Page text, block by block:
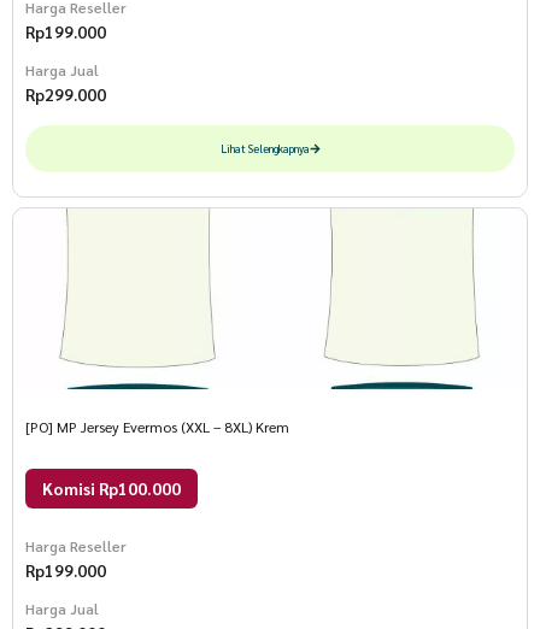
Harga Reseller
Rp199.000
Harga Jual
Rp299.000
Lihat Selengkapnya
[PO] MP Jersey Evermos (XXL – 8XL) Krem
Komisi Rp100.000
Harga Reseller
Rp199.000
Harga Jual